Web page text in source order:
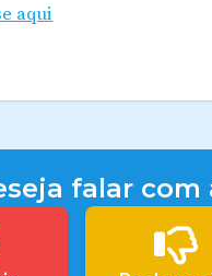
aqui
falar com